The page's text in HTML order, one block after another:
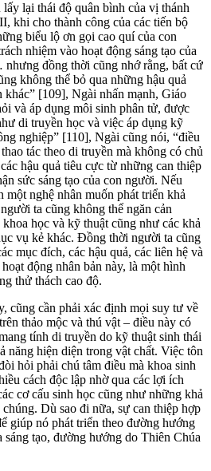
lại thái độ quân bình của vị thánh
khi cho thành công của các tiến bộ
biểu lộ ơn gọi cao quí của con
nhiệm vào hoạt động sáng tạo của
đồng thời cũng nhớ rằng, bất cứ
không thể bỏ qua những hậu quả
khác” [109], Ngài nhấn mạnh, Giáo
và áp dụng môi sinh phân tử, được
di truyền học và việc áp dụng kỹ
nghiệp” [110], Ngài cũng nói, “điều
tác theo di truyền mà không có chủ
hậu quả tiêu cực từ những can thiệp
sức sáng tạo của con người. Nếu
một nghệ nhân muốn phát triển khả
ta cũng không thể ngăn cản
học và kỹ thuật cũng như các khả
vụ kẻ khác. Đồng thời người ta cũng
mục đích, các hậu quả, các liên hệ và
động nhân bản này, là một hình
thử thách cao độ.
cũng cần phải xác định mọi suy tư về
thảo mộc và thú vật – điều này có
tính di truyền do kỹ thuật sinh thái
năng hiện diện trong vật chất. Việc tôn
hỏi phải chú tâm điều mà khoa sinh
cách độc lập nhờ qua các lợi ích
cơ cấu sinh học cũng như những khả
Dù sao đi nữa, sự can thiệp hợp
giúp nó phát triển theo đường hướng
tạo, đường hướng do Thiên Chúa